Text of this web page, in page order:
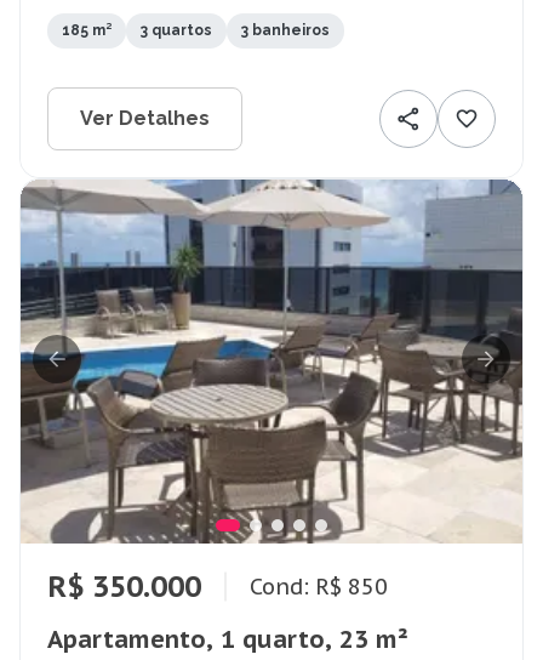
185 m² 3 quartos 3 banheiros
Ver Detalhes
R$ 350.000 Cond: R$ 850
Apartamento, 1 quarto, 23 m²